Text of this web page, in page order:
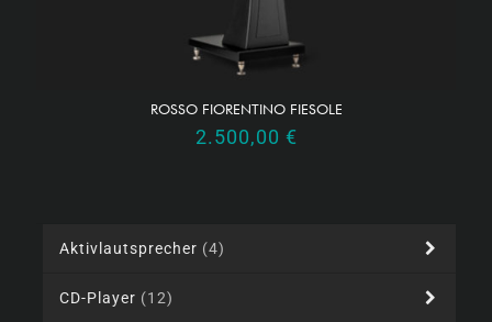
ROSSO FIORENTINO FIESOLE
2.500,00 €
Aktivlautsprecher (4)
CD-Player (12)